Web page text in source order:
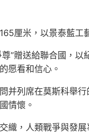
厘米，以景泰藍
”贈送給聯合國，
愿看和信心。
并列席在莫斯科舉
情懷。
織，人類戰爭與發